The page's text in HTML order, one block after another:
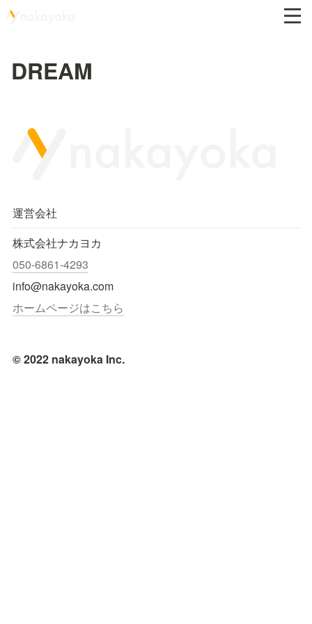
DREAM
運営会社
株式会社ナカヨカ
050-6861-4293
info@nakayoka.com
ホームページはこちら
© 2022 nakayoka Inc.